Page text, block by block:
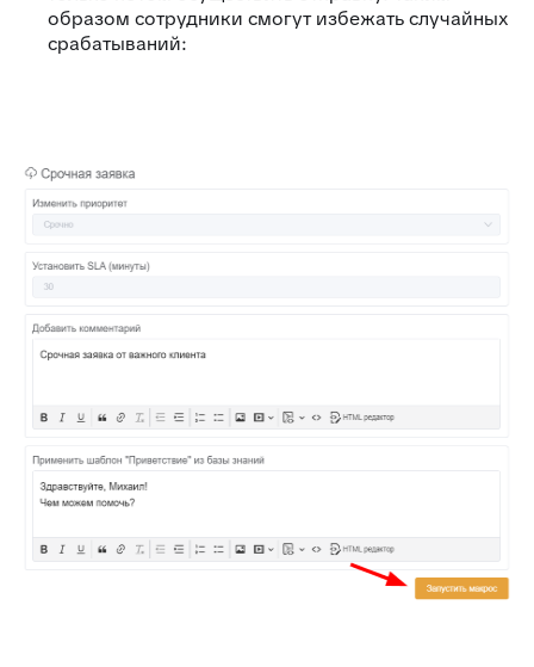
образом сотрудники смогут избежать случайных
срабатываний: